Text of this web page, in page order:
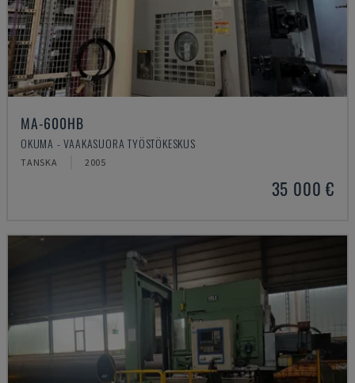
MA-600HB
OKUMA - VAAKASUORA TYÖSTÖKESKUS
TANSKA 2005
35 000 €